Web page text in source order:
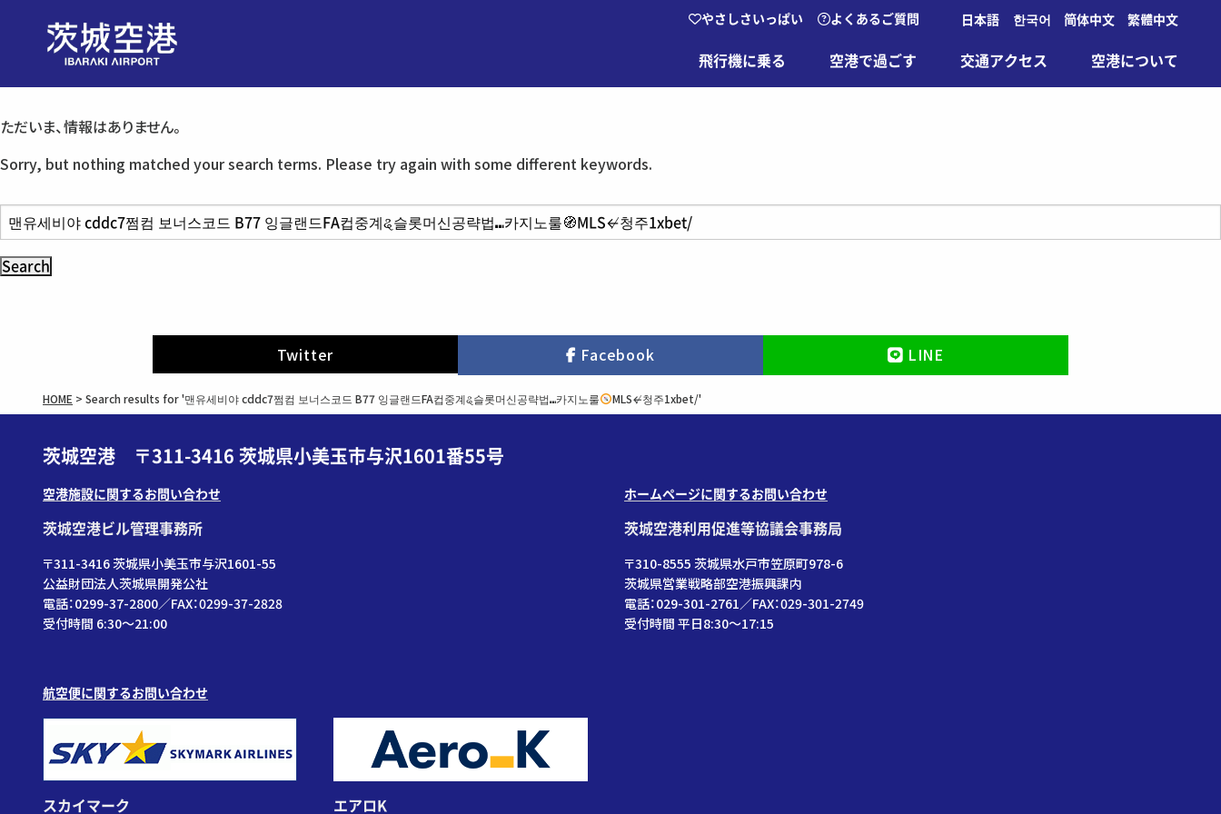
やさしさいっぱい よくあるご質問 日本語 한국어 简体中文 繁體中文
飛行機に乗る 空港で過ごす 交通アクセス 空港について
ただいま、情報はありません。
Sorry, but nothing matched your search terms. Please try again with some different keywords.
S
e
a
Twitter Facebook LINE
HOME > Search results for '맨유세비야 cddc7쩜컴 보너스코드 B77 잉글랜드FA컵중계ୡ슬롯머신공략법⑉카지노룰 MLS↚청주1xbet/'
茨城空港 〒311-3416 茨城県小美玉市与沢1601番55号
空港施設に関するお問い合わせ
茨城空港ビル管理事務所
〒311-3416 茨城県小美玉市与沢1601-55
公益財団法人茨城県開発公社
電話：0299-37-2800／FAX：0299-37-2828
受付時間 6:30〜21:00
ホームページに関するお問い合わせ
茨城空港利用促進等協議会事務局
〒310-8555 茨城県水戸市笠原町978-6
茨城県営業戦略部空港振興課内
電話：029-301-2761／FAX：029-301-2749
受付時間 平日8:30～17:15
航空便に関するお問い合わせ
スカイマーク エアロK